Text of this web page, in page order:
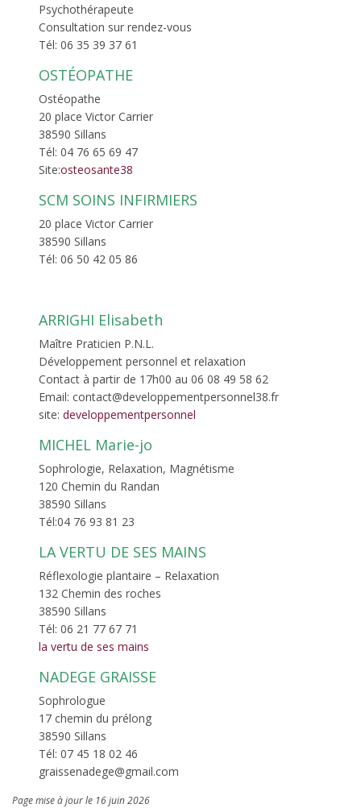
Psychothérapeute
Consultation sur rendez-vous
Tél: 06 35 39 37 61
OSTÉOPATHE
Ostéopathe
20 place Victor Carrier
38590 Sillans
Tél: 04 76 65 69 47
Site:osteosante38
SCM SOINS INFIRMIERS
20 place Victor Carrier
38590 Sillans
Tél: 06 50 42 05 86
ARRIGHI Elisabeth
Maître Praticien P.N.L.
Développement personnel et relaxation
Contact à partir de 17h00 au 06 08 49 58 62
Email: contact@developpementpersonnel38.fr
site: developpementpersonnel
MICHEL Marie-jo
Sophrologie, Relaxation, Magnétisme
120 Chemin du Randan
38590 Sillans
Tél:04 76 93 81 23
LA VERTU DE SES MAINS
Réflexologie plantaire – Relaxation
132 Chemin des roches
38590 Sillans
Tél: 06 21 77 67 71
la vertu de ses mains
NADEGE GRAISSE
Sophrologue
17 chemin du prélong
38590 Sillans
Tél: 07 45 18 02 46
graissenadege@gmail.com
Page mise à jour le 16 juin 2026